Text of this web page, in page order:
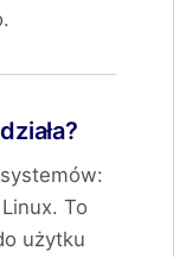
To
użytku